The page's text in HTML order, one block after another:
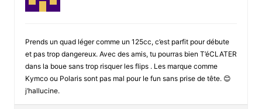
Prends un quad léger comme un 125cc, c’est parfit pour débute
et pas trop dangereux. Avec des amis, tu pourras bien T’éCLATER
dans la boue sans trop risquer les flips . Les marque comme
Kymco ou Polaris sont pas mal pour le fun sans prise de tête. 😊
j’hallucine.